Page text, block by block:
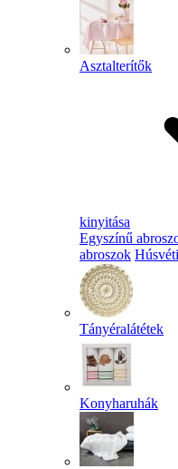
Asztalterítők
kinyitása
Egyszínű
abroszok
Tányéralátétek
Konyharuhák